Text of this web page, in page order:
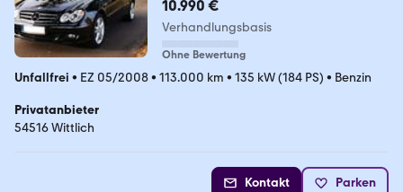
10.990 €
Verhandlungsbasis
Ohne Bewertung
Unfallfrei • EZ 05/2008• 113.000 km • 135 kW (184 PS) • Benzin
Privatanbieter
54516 Wittlich
Kontakt Parken